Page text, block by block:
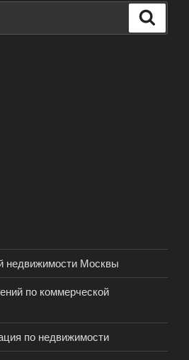
недвижимости Москвы
по коммерческой
по недвижимости